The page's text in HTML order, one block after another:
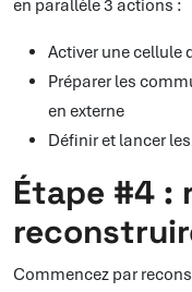
en parallèle 3 actions :
Activer une cellule
Préparer les
en externe
Définir et lancer
Étape #4 :
Commencez par